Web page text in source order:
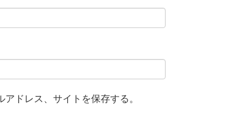
ドレス、サイトを保存する。